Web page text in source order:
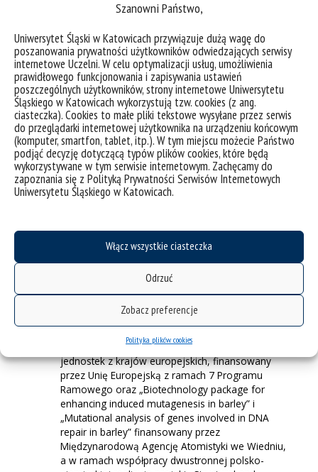
Szanowni Państwo,
Uniwersytet Śląski w Katowicach przywiązuje dużą wagę do
poszanowania prywatności użytkowników odwiedzających serwisy
internetowe Uczelni. W celu optymalizacji usług, umożliwienia
prawidłowego funkcjonowania i zapisywania ustawień
poszczególnych użytkowników, strony internetowe Uniwersytetu
Śląskiego w Katowicach wykorzystują tzw. cookies (z ang.
ciasteczka). Cookies to małe pliki tekstowe wysyłane przez serwis
do przeglądarki internetowej użytkownika na urządzeniu końcowym
(komputer, smartfon, tablet, itp.). W tym miejscu możecie Państwo
podjąć decyzję dotyczącą typów plików cookies, które będą
wykorzystywane w tym serwisie internetowym. Zachęcamy do
zapoznania się z Polityką Prywatności Serwisów Internetowych
Uniwersytetu Śląskiego w Katowicach.
Włącz wszystkie ciasteczka
Odrzuć
Zobacz preferencje
Polityka plików cookies
Marek Marzec
21 maja 2012 r. otrzymał Wyróżnienie Jego
Magnificencji Rektora UŚ za osiągnięcia naukowe
doktorant na kierunku Advanced Methods in
Biotechnology and Biodiversity na Wydziale
zakresie biologii i genetyce jęczmienia
realizuje projekty międzynarodowe: „Enhancing
cereal crops”, realizowany w konsorcjum 20
jednostek z krajów europejskich, finansowany
przez Unię Europejską z ramach 7 Programu
Ramowego oraz „Biotechnology package for
enhancing induced mutagenesis in barley” i
„Mutational analysis of genes involved in DNA
repair in barley” finansowany przez
Międzynarodową Agencję Atomistyki we Wiedniu,
a w ramach współpracy dwustronnej polsko-